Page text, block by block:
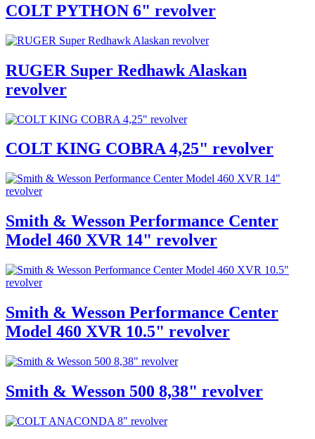
COLT PYTHON 6" revolver
RUGER Super Redhawk Alaskan
revolver
COLT KING COBRA 4,25" revolver
Smith & Wesson Performance Center
Model 460 XVR 14" revolver
Smith & Wesson Performance Center
Model 460 XVR 10.5" revolver
Smith & Wesson 500 8,38" revolver